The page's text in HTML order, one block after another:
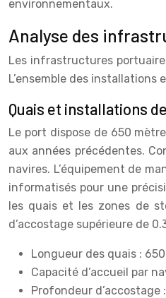
environnementaux.
Analyse des
Les infrastructures
L’ensemble des
Quais et installations
Le port dispose de 650
aux années précédentes.
navires. L’équipement de
informatisés pour une
les quais et les zones de
d’accostage supérieure de
Longueur des quais :
Capacité d’accueil par
Profondeur d’accostage